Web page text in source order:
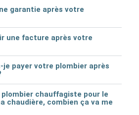
garantie après votre
une facture après votre
je payer votre plombier après
chauffagiste pour le
chaudière, combien ça va me